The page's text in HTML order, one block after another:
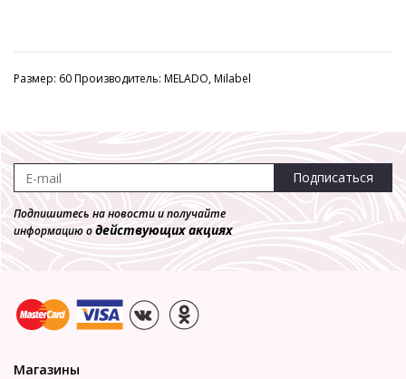
Размер: 60 Производитель: MELADO, Milabel
Подписаться
Подпишитесь на новости и получайте
информацию одействующих акциях
Магазины